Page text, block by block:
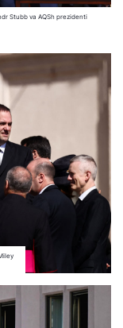
Stubb va AQSh prezidenti